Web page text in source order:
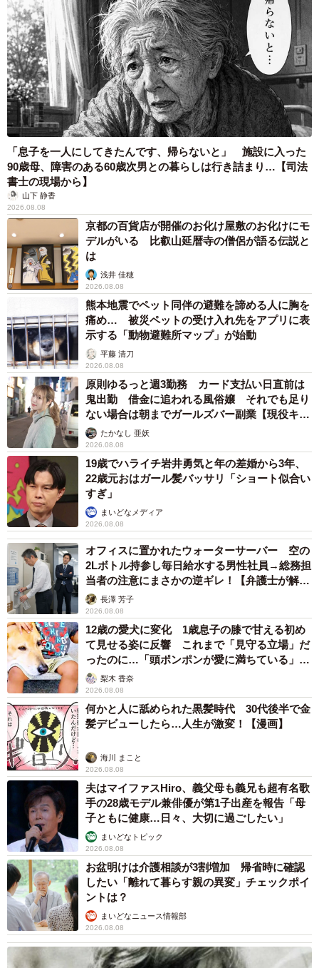
「息子を一人にしてきたんです、帰らないと」 施設に入った
90歳母、障害のある60歳次男との暮らしは行き詰まり…【司法
書士の現場から】
山下 静香
2026.08.08
京都の百貨店が開催のお化け屋敷のお化けにモ
デルがいる 比叡山延暦寺の僧侶が語る伝説と
は
浅井 佳穂
2026.08.08
熊本地震でペット同伴の避難を諦める人に胸を
痛め… 被災ペットの受け入れ先をアプリに表
示する「動物避難所マップ」が始動
平藤 清刀
2026.08.08
原則ゆるっと週3勤務 カード支払い日直前は
鬼出勤 借金に追われる風俗嬢 それでも足り
ない場合は朝までガールズバー副業【現役キャ
ストに取材】
たかなし 亜妖
2026.08.08
19歳でハライチ岩井勇気と年の差婚から3年、
22歳元おはガール髪バッサリ「ショート似合い
すぎ」
まいどなメディア
2026.08.08
オフィスに置かれたウォーターサーバー 空の
2Lボトル持参し毎日給水する男性社員→総務担
当者の注意にまさかの逆ギレ！【弁護士が解
説】長澤 芳子
2026.08.08
12歳の愛犬に変化 1歳息子の膝で甘える初め
て見せる姿に反響 これまで「見守る立場」だ
ったのに…「頭ポンポンが愛に満ちている」
「尊…」
梨木 香奈
2026.08.08
何かと人に舐められた黒髪時代 30代後半で金
髪デビューしたら…人生が激変！【漫画】
海川 まこと
2026.08.08
夫はマイファスHiro、義父母も義兄も超有名歌
手の28歳モデル兼俳優が第1子出産を報告「母
子ともに健康…日々、大切に過ごしたい」
まいどなトピック
2026.08.08
お盆明けは介護相談が3割増加 帰省時に確認
したい「離れて暮らす親の異変」チェックポイ
ントは？
まいどなニュース情報部
2026.08.08